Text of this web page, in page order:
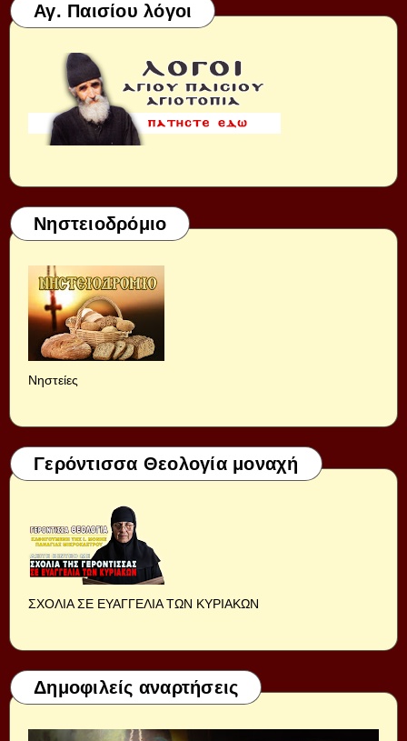
Αγ. Παισίου λόγοι
Νηστειοδρόμιο
Νηστείες
Γερόντισσα Θεολογία μοναχή
ΣΧΟΛΙΑ ΣΕ ΕΥΑΓΓΕΛΙΑ ΤΩΝ ΚΥΡΙΑΚΩΝ
Δημοφιλείς αναρτήσεις